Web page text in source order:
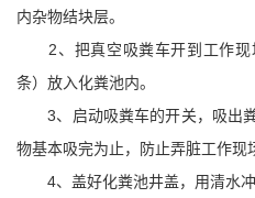
内杂物结块层。
2、把真空吸粪车开到工作现
条）放入化粪池内。
3、启动吸粪车的开关，吸出粪
物基本吸完为止，防止弄脏工作现
4、盖好化粪池井盖，用清水冲